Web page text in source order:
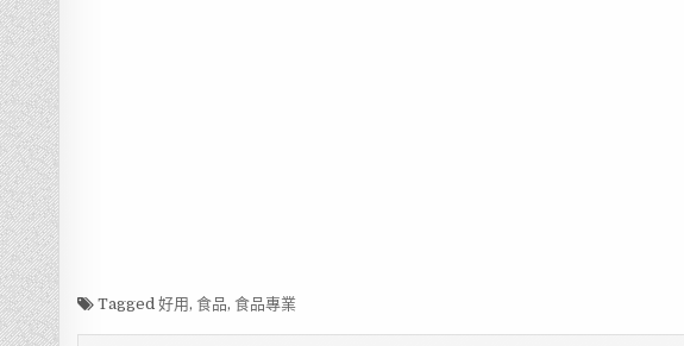
Tagged好用, 食品, 食品專業